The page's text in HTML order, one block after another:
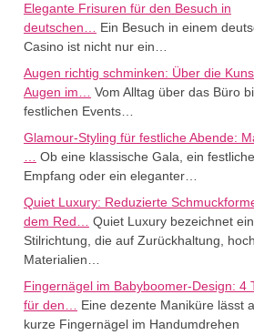
Elegante Frisuren für den Besuch in
deutschen…
Ein Besuch in einem
Casino ist nicht nur ein…
Augen richtig schminken: Über die
Augen im…
Vom Alltag über das Büro
festlichen Events…
Glamour-Styling für festliche Abende:
Ob eine klassische Gala, ein
Empfang oder ein eleganter…
Quiet Luxury: Reduzierte
dem Red…
Quiet Luxury bezeichnet
Stilrichtung, die auf Zurückhaltung,
Materialien…
Fingernägel im Babyboomer-Design: 4
für den…
Eine dezente Maniküre lässt
kurze Fingernägel im Handumdrehen